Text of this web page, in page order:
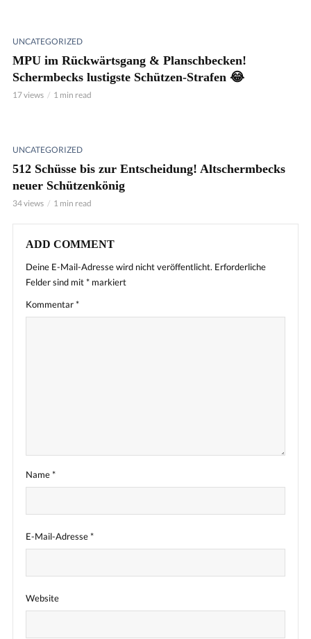
UNCATEGORIZED
MPU im Rückwärtsgang & Planschbecken!
Schermbecks lustigste Schützen-Strafen 😂
17 views 1 min read
UNCATEGORIZED
512 Schüsse bis zur Entscheidung! Altschermbecks
neuer Schützenkönig
34 views 1 min read
ADD COMMENT
Deine E-Mail-Adresse wird nicht veröffentlicht. Erforderliche
Felder sind mit* markiert
Kommentar*
Name*
E-Mail-Adresse*
Website